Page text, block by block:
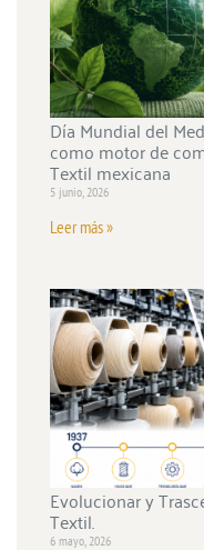
Día Mundial del
como motor de
Textil mexicana
5 junio, 2026
Leer más »
Evolucionar y
Textil.
6 mayo, 2026